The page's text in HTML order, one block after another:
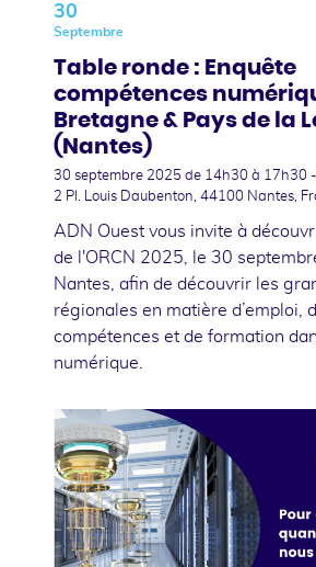
30
Septembre
Table ronde : Enquête
compétences
Bretagne & Pays de la
(Nantes)
30 septembre 2025 de 14h30 à 17h30
2 Pl. Louis Daubenton, 44100 Nantes,
ADN Ouest vous invite à
de l'ORCN 2025, le 30
Nantes, afin de découvrir les
régionales en matière d’emploi,
compétences et de formation
numérique.